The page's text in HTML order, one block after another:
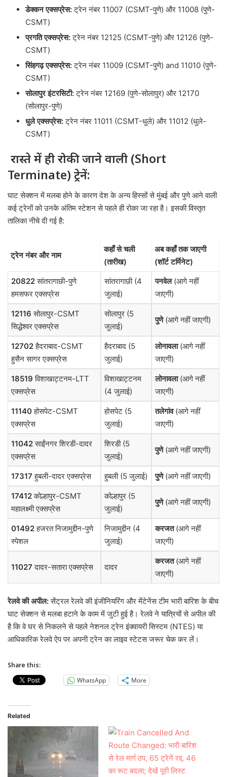
डेक्कन एक्सप्रेस:ट्रेन नंबर 11007 (CSMT-पुणे) और 11008 (पुणे-
CSMT)
प्रगति एक्सप्रेस:ट्रेन नंबर 12125 (CSMT-पुणे) और 12126 (पुणे-
CSMT)
सिंहगढ़ एक्सप्रेस:ट्रेन नंबर 11009 (CSMT-पुणे) and 11010 (पुणे-
CSMT)
सोलापुर इंटरसिटी:ट्रेन नंबर 12169 (पुणे-सोलापुर) और 12170
(सोलापुर-पुणे)
धुले एक्सप्रेस:ट्रेन नंबर 11011 (CSMT-धुले) और 11012 (धुले-
CSMT)
रास्ते में ही रोकी जाने वाली (Short
Terminate) ट्रेनें:
घाट सेक्शन में मलबा होने के कारण देश के अन्य हिस्सों से मुंबई और पुणे आने वाली
कई ट्रेनों को उनके अंतिम स्टेशन से पहले ही रोका जा रहा है। इसकी विस्तृत
तालिका नीचे दी गई है:
ट्रेन नंबर और नाम
कहाँ से चली
(तारीख)
अब कहाँ तक जाएगी
(शॉर्ट टर्मिनेट)
20822सांतरागाछी-पुणे
हमसफर एक्सप्रेस
सांतरागाछी (4
जुलाई)
पनवेल(आगे नहीं
जाएगी)
12116 सोलापुर-CSMT
सिद्धेश्वर एक्सप्रेस
सोलापुर (5
जुलाई)
पुणे(आगे नहीं जाएगी)
12702हैदराबाद-CSMT
हुसैन सागर एक्सप्रेस
हैदराबाद (5
जुलाई)
लोनावला(आगे नहीं
जाएगी)
18519 विशाखाट्टनम-LTT
एक्सप्रेस
विशाखाट्टनम
(4 जुलाई)
लोनावला(आगे नहीं
जाएगी)
11140होसपेट-CSMT
एक्सप्रेस
होसपेट (5
जुलाई)
तलेगांव(आगे नहीं
जाएगी)
11042साईंनगर शिरडी-दादर
एक्सप्रेस
शिरडी (5
जुलाई)
पुणे(आगे नहीं जाएगी)
17317 हुबली-दादर एक्सप्रेस हुबली (5 जुलाई) पुणे(आगे नहीं जाएगी)
17412कोल्हापुर-CSMT
महालक्ष्मी एक्सप्रेस
कोल्हापुर (5
जुलाई)
पुणे(आगे नहीं जाएगी)
01492हजरत निजामुद्दीन-पुणे
स्पेशल
निजामुद्दीन (4
जुलाई)
करजत(आगे नहीं
जाएगी)
11027 दादर-सतारा एक्सप्रेस दादर
करजत(आगे नहीं
जाएगी)
रेलवे की अपील:सेंट्रल रेलवे की इंजीनियरिंग और मेंटेनेंस टीम भारी बारिश के बीच
घाट सेक्शन से मलबा हटाने के काम में जुटी हुई है। रेलवे ने यात्रियों से अपील की
है कि वे घर से निकलने से पहले नेशनल ट्रेन इंक्वायरी सिस्टम (NTES) या
आधिकारिक रेलवे ऐप पर अपनी ट्रेन का लाइव स्टेटस जरूर चेक कर लें।
Share this:
WhatsApp
More
Related